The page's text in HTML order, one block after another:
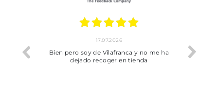
trobat
17.07.2026
Bien pero soy de Vilafranca y no me ha
dejado recoger en tienda